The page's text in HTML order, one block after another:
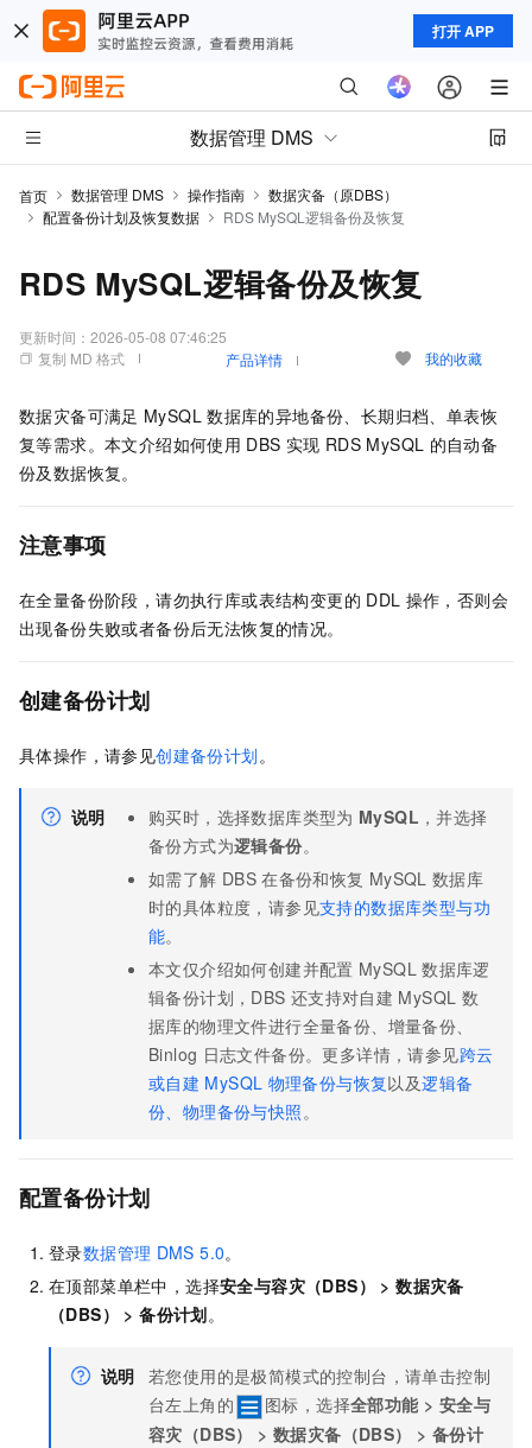
打开 APP
数据管理 DMS
首页 数据管理 DMS 操作指南
数据灾备（原DBS）
配置备份计划及恢复数据
RDS MySQL逻辑备份及恢复
RDS MySQL逻辑备份及恢复
更新时间： 2026-05-08 07:46:25
复制 MD 格式
产品详情 我的收藏
数据灾备可满足 MySQL 数据库的异地备份、长期归档、单表恢
复等需求。本文介绍如何使用 DBS 实现 RDS MySQL 的自动备
份及数据恢复。
注意事项
在全量备份阶段，请勿执行库或表结构变更的 DDL 操作，否则会
出现备份失败或者备份后无法恢复的情况。
创建备份计划
具体操作，请参见创建备份计划。
说明 购买时，选择数据库类型为 MySQL ，并选择
备份方式为逻辑备份。
如需了解 DBS 在备份和恢复 MySQL 数据库
时的具体粒度，请参见支持的数据库类型与功
能。
本文仅介绍如何创建并配置 MySQL 数据库逻
辑备份计划，DBS 还支持对自建 MySQL 数
据库的物理文件进行全量备份、增量备份、
Binlog 日志文件备份。更多详情，请参见跨云
或自建 MySQL 物理备份与恢复以及逻辑备
份、物理备份与快照。
配置备份计划
登录数据管理 DMS 5.0。
在顶部菜单栏中，选择安全与容灾（DBS） >数据灾备
（DBS）
>备份计划。
说明 若您使用的是极简模式的控制台，请单击控制
台左上角的
图标，选择全部功能> 安全与
容灾（DBS）
>数据灾备（DBS） > 备份计